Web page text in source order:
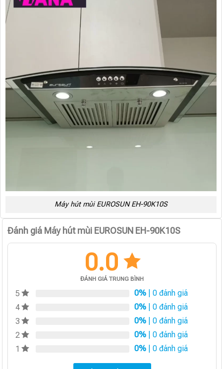
Máy hút mùi EUROSUN EH-90K10S
Đánh giá Máy hút mùi EUROSUN EH-90K10S
0.0
ĐÁNH GIÁ TRUNG BÌNH
5 0% | 0 đánh giá
4
0% | 0 đánh giá
3
0% | 0 đánh giá
2
0% | 0 đánh giá
1
0% | 0 đánh giá